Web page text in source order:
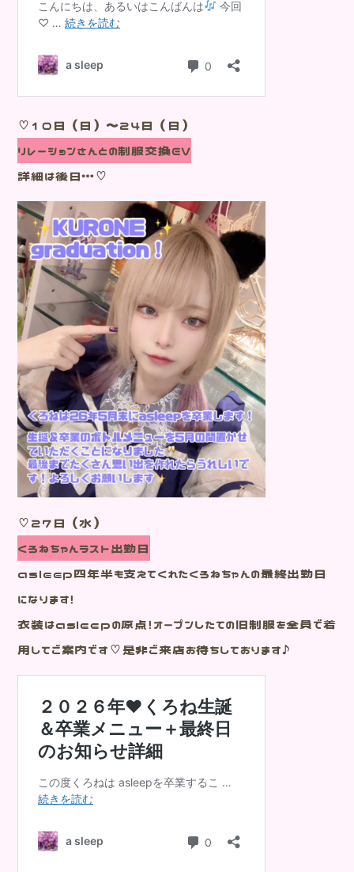
♡10日（日）～２４日（日）
リレーションさんとの制服交換EV
詳細は後日…♡
♡２７日（水）
くろねちゃんラスト出勤日
asleep四年半も支えてくれたくろねちゃんの最終出勤日
になります！
衣装はasleepの原点！オープンしたての旧制服を全員で着
用してご案内です♡是非ご来店お待ちしております♪